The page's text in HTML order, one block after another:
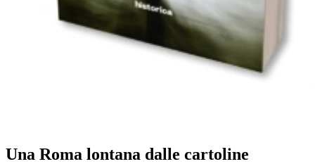
Una Roma lontana dalle cartoline